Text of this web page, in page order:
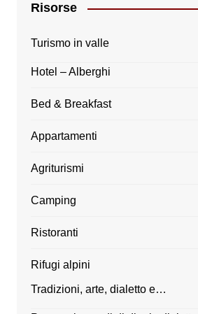
Risorse
Turismo in valle
Hotel – Alberghi
Bed & Breakfast
Appartamenti
Agriturismi
Camping
Ristoranti
Rifugi alpini
Tradizioni, arte, dialetto e…